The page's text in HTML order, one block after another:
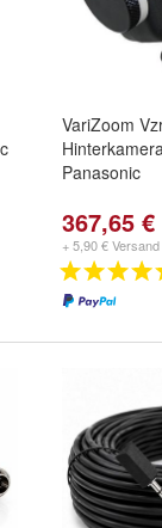
VariZoom
Panasonic
367,65 €
+ 5,90 € Versand